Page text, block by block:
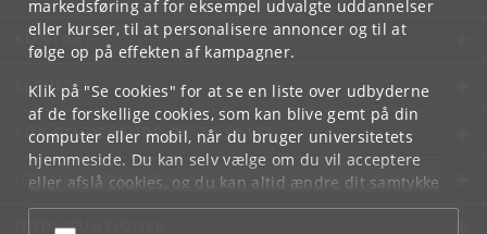
markedsføring af for eksempel udvalgte uddannelser
eller kurser, til at personalisere annoncer og til at
følge op på effekten af kampagner.
Klik på "Se cookies" for at se en liste over udbyderne
af de forskellige cookies, som kan blive gemt på din
computer eller mobil, når du bruger universitetets
hjemmeside. Du kan selv vælge om du vil acceptere
eller afslå cookies, og du kan altid ændre dit samtykke
underCookie- og privatlivspolitiksom du finder i
bunden af hver side.
KONTAKT
SERVICES
FOR STUDERENDE OG ANSATTE
JOB OG KARRIERE
NØDSITUATIONER